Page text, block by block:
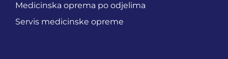
Medicinska oprema po odjelima
Servis medicinske opreme